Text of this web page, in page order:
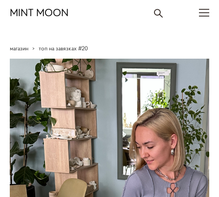
MINT MOON
магазин > топ на завязках #20